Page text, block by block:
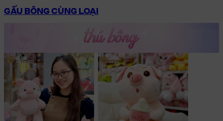
GẤU BÔNG CÙNG LOẠI